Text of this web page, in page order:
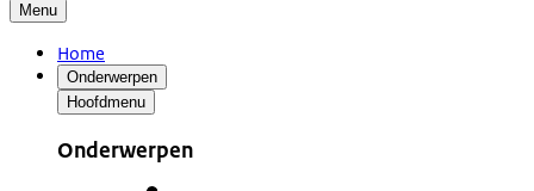
Menu
Home
Onderwerpen
Hoofdmenu
Onderwerpen